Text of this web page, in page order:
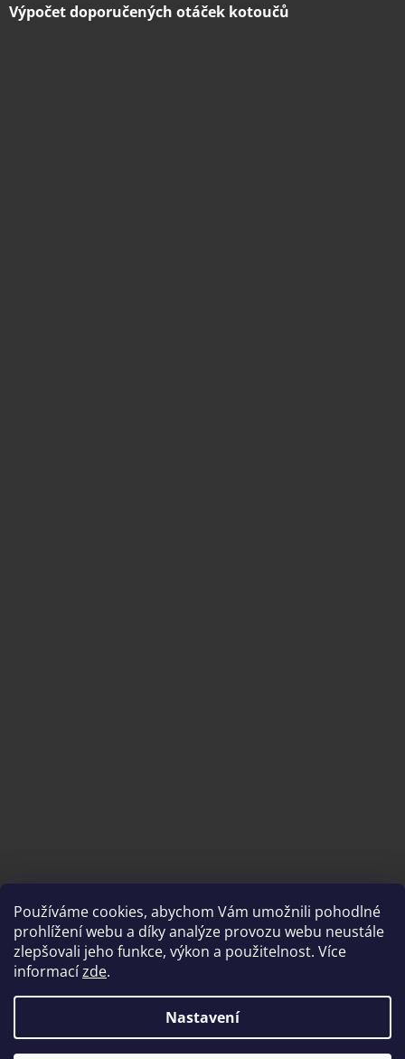
Používáme cookies, abychom Vám umožnili pohodlné
prohlížení webu a díky analýze provozu webu neustále
zlepšovali jeho funkce, výkon a použitelnost. Více
informacízde.
Nastavení
Výpočet doporučených otáček kotoučů
Vytvořil Shoptet